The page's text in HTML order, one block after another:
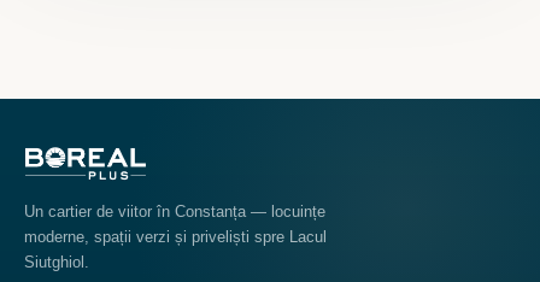
Un cartier de viitor în Constanța — locuințe
moderne, spații verzi și priveliști spre Lacul
Siutghiol.